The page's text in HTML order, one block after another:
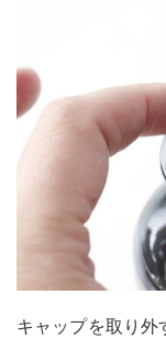
キャップを取り外